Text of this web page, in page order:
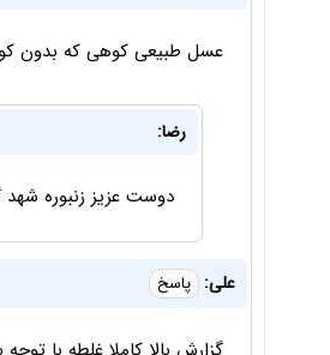
عسل طبیعی کوهی که بدون کوچکتری
رضا:
دوست عزيز زنبوره
علی: پاسخ